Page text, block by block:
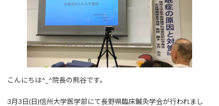
こんにちは^_^院長の熊谷です。
3月3日(日)信州大学医学部にて長野県臨床鍼灸学会が行われまし